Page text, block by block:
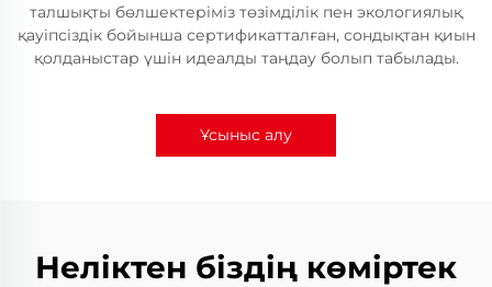
талшықты бөлшектеріміз төзімділік пен экологиялық
қауіпсіздік бойынша сертификатталған, сондықтан қиын
қолданыстар үшін идеалды таңдау болып табылады.
Ұсыныс алу
Неліктен біздің көміртек